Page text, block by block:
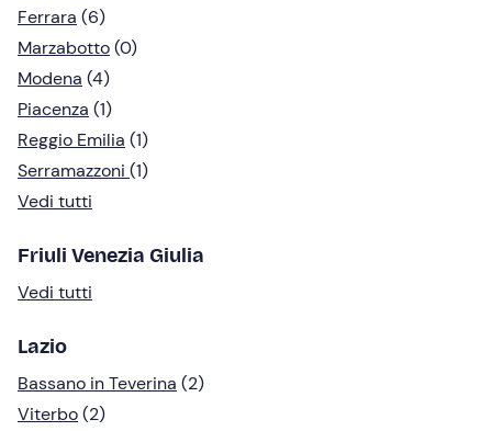
Ferrara (6)
Marzabotto(0)
Modena (4)
Piacenza (1)
Reggio Emilia (1)
Serramazzoni (1)
Vedi tutti
Friuli Venezia Giulia
Vedi tutti
Lazio
Bassano in Teverina (2)
Viterbo(2)